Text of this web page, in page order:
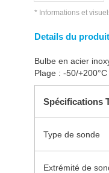
* Informations et
Details du produit
Bulbe en acier
Plage : -50/+200°C
Spécifications
Type de sonde
Extrémité de